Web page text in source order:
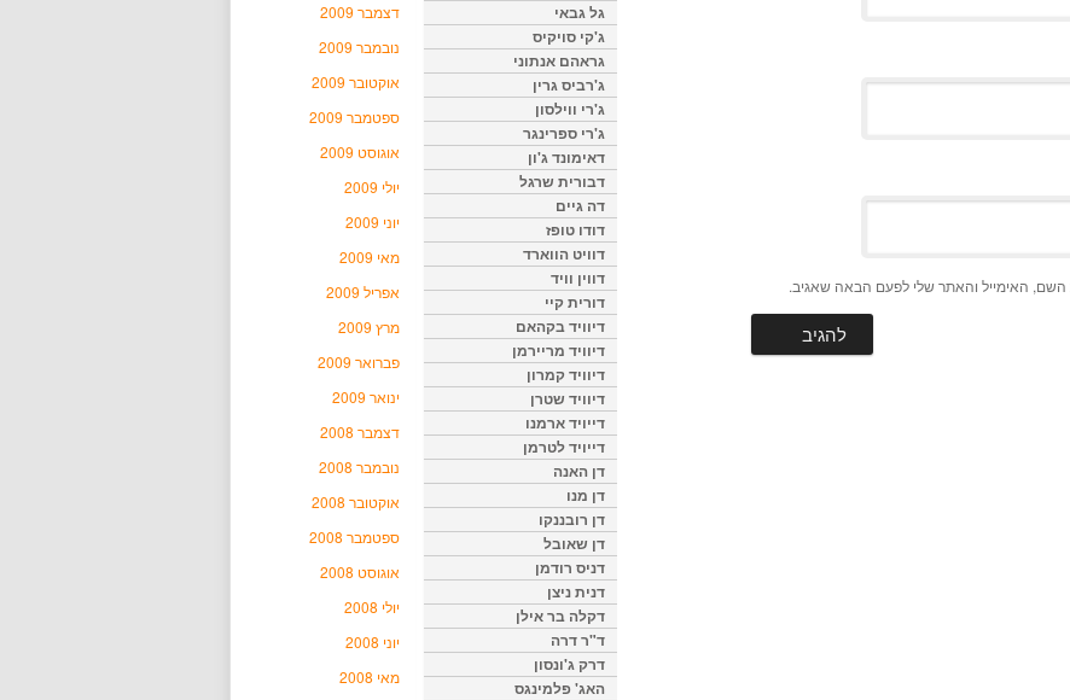
האימייל והאתר שלי לפעם הבאה שאגיב.
דצמבר 2009
נובמבר 2009
אוקטובר 2009
ספטמבר 2009
אוגוסט 2009
יולי 2009
יוני 2009
מאי 2009
אפריל 2009
מרץ 2009
פברואר 2009
ינואר 2009
דצמבר 2008
נובמבר 2008
אוקטובר 2008
ספטמבר 2008
אוגוסט 2008
יולי 2008
יוני 2008
מאי 2008
גל גבאי
ג'קי סויקיס
גראהם אנתוני
ג'רביס גרין
ג'רי ווילסון
ג'רי ספרינגר
דאימונד ג'ון
דבורית שרגל
דה גיים
דודו טופז
דוויט הווארד
דווין וויד
דורית קיי
דיוויד בקהאם
דיוויד מריירמן
דיוויד קמרון
דיוויד שטרן
דייויד ארמנו
דייויד לטרמן
דן האנה
דן מנו
דן רובננקו
דן שאובל
דניס רודמן
דנית ניצן
דקלה בר אילן
ד"ר דרה
דרק ג'ונסון
האג' פלמינגס